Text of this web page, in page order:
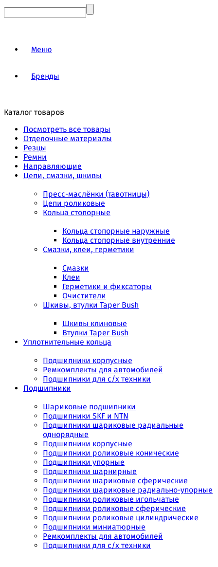
Меню
Бренды
Каталог товаров
Посмотреть все товары
Отделочные материалы
Резцы
Ремни
Направляющие
Цепи, смазки, шкивы
Пресс-маслёнки (тавотницы)
Цепи роликовые
Кольца стопорные
Кольца стопорные наружные
Кольца стопорные внутренние
Смазки, клеи, герметики
Смазки
Клеи
Герметики и фиксаторы
Очистители
Шкивы, втулки Taper Bush
Шкивы клиновые
Втулки Taper Bush
Уплотнительные кольца
Подшипники корпусные
Ремкомплекты для автомобилей
Подшипники для с/х техники
Подшипники
Шариковые подшипники
Подшипники SKF и NTN
Подшипники шариковые радиальные
однорядные
Подшипники корпусные
Подшипники роликовые конические
Подшипники упорные
Подшипники шарнирные
Подшипники шариковые сферические
Подшипники шариковые радиально-упорные
Подшипники роликовые игольчатые
Подшипники роликовые сферические
Подшипники роликовые цилиндрические
Подшипники миниатюрные
Ремкомплекты для автомобилей
Подшипники для с/х техники